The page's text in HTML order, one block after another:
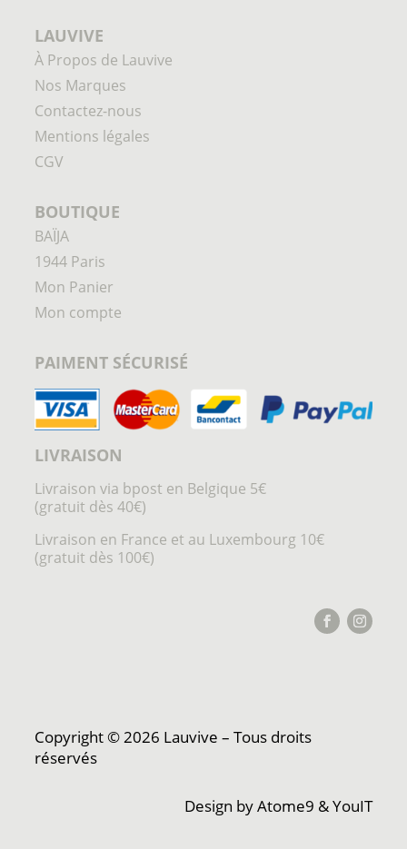
LAUVIVE
À Propos de Lauvive
Nos Marques
Contactez-nous
Mentions légales
CGV
BOUTIQUE
BAÏJA
1944 Paris
Mon Panier
Mon compte
PAIMENT SÉCURISÉ
LIVRAISON
Livraison via bpost en Belgique 5€
(gratuit dès 40€)
Livraison en France et au Luxembourg 10€
(gratuit dès 100€)
Copyright © 2026 Lauvive – Tous droits
réservés
Design byAtome9 &YouIT